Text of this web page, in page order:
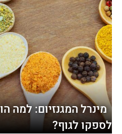
מינרל המגנזיום: למה
לספקו לגוף?